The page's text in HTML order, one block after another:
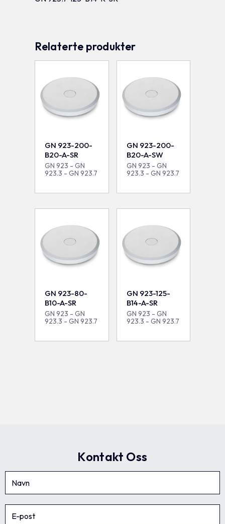
Relaterte produkter
GN 923-200-
B20-A-SR
GN 923 - GN
923.3 - GN 923.7
GN 923-200-
B20-A-SW
GN 923 - GN
923.3 - GN 923.7
GN 923-80-
B10-A-SR
GN 923 - GN
923.3 - GN 923.7
GN 923-125-
B14-A-SR
GN 923 - GN
923.3 - GN 923.7
Kontakt Oss